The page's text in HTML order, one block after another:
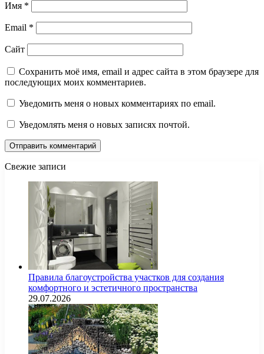
Имя *
Email *
Сайт
Сохранить моё имя, email и адрес сайта в этом браузере для
последующих моих комментариев.
Уведомить меня о новых комментариях по email.
Уведомлять меня о новых записях почтой.
Свежие записи
Правила благоустройства участков для создания
комфортного и эстетичного пространства
29.07.2026